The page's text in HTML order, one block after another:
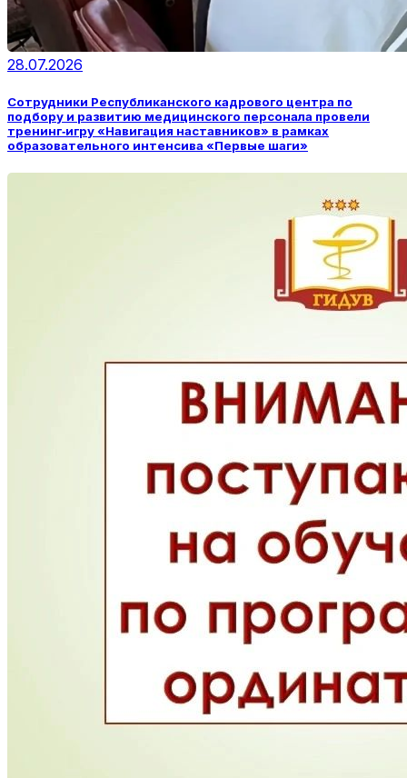
28.07.2026
Сотрудники Республиканского кадрового центра по
подбору и развитию медицинского персонала провели
тренинг‑игру «Навигация наставников» в рамках
образовательного интенсива «Первые шаги»